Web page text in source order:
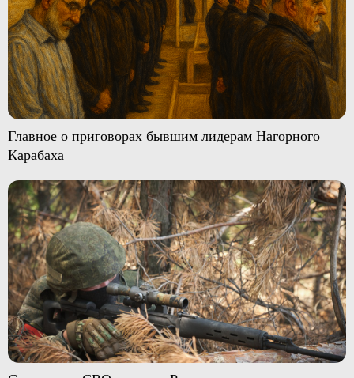
Главное о приговорах бывшим лидерам Нагорного
Карабаха